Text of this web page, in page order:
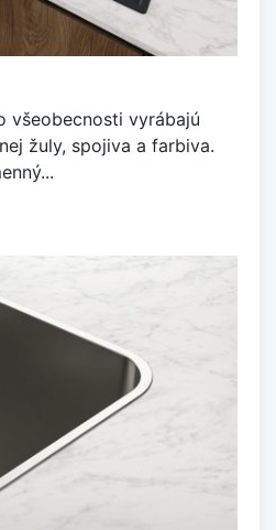
všeobecnosti vyrábajú
žuly, spojiva a farbiva.